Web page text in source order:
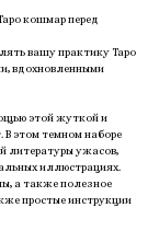
кошмар перед
вашу практику Таро
вдохновленными
этой жуткой и
В этом темном наборе
литературы ужасов,
иллюстрациях.
а также полезное
простые инструкции